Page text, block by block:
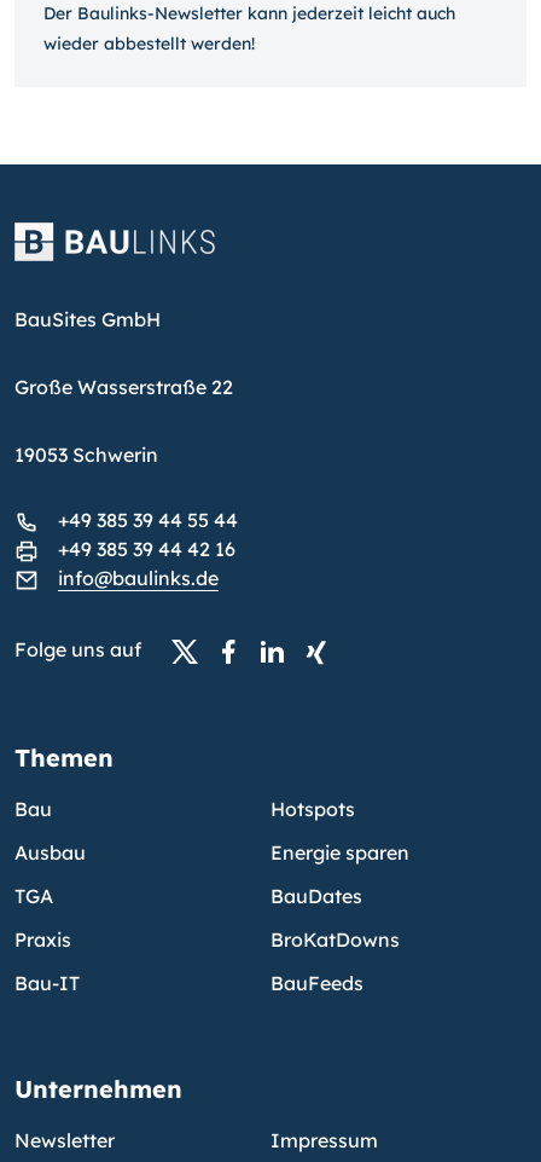
Der Baulinks-Newsletter kann jeder­zeit leicht auch
wieder ab­bestellt werden!
BauSites GmbH
Große Wasserstraße 22
19053 Schwerin
+49 385 39 44 55 44
+49 385 39 44 42 16
info@baulinks.de
Folge uns auf
Themen
Bau
Ausbau
TGA
Praxis
Bau-IT
Hotspots
Energie sparen
BauDates
BroKatDowns
BauFeeds
Unternehmen
Newsletter Impressum